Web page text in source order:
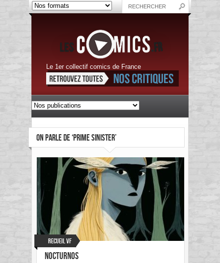
Le 1er collectif comics de France
ON PARLE DE ‘PRIME SINISTER’
Recueil VF
Nocturnos